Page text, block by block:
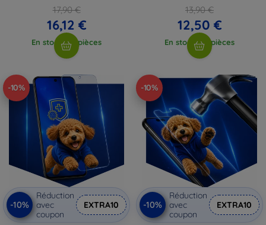
17,90 €
16,12 €
En stock > 5 pièces
13,90 €
12,50 €
En stock > 5 pièces
-10%
-10%
Réduction
avec
coupon
EXTRA10
-10%
-10%
Réduction
avec
coupon
EXTRA10